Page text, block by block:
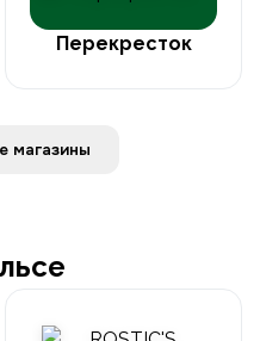
Перекресток
Показать все магазины